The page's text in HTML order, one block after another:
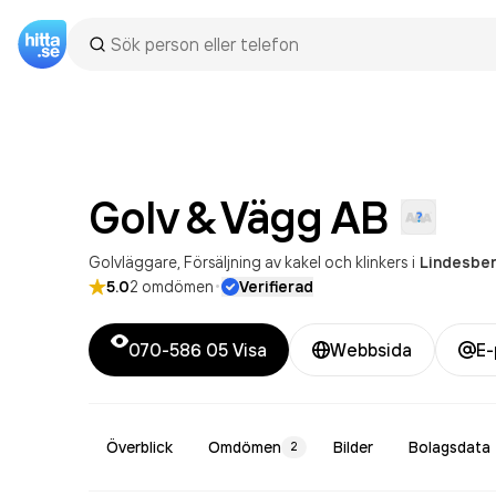
Golv & Vägg AB
Golvläggare Försäljning av kakel och klinkers i
5.02 omdömen· Verifierad
070-586 05 Visa Webbsida
Överblick Omdömen 2 Bilder Bolagsdata